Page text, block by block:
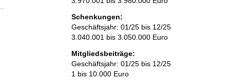
Schenkungen:
Geschäftsjahr: 01/25 bis 12/25
3.040.001 bis 3.050.000 Euro
Mitgliedsbeiträge:
Geschäftsjahr: 01/25 bis 12/25
1 bis 10.000 Euro